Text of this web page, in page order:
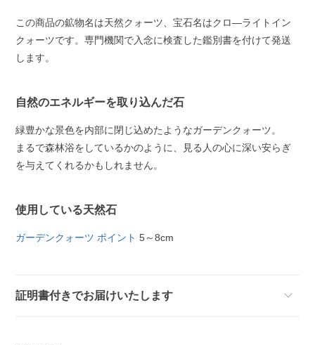
この商品の鉱物名は天然クォーツ、宝石名はクロ―ライトイン
クォーツです。専門機関で入念に検査した鑑別書を付けて発送
します。
自然のエネルギーを取り込んだ石
緑豊かな景色を内部に閉じ込めたようなガーデンクォーツ。
まるで森林浴をしているかのように、見る人の心に深い安らぎ
を与えてくれるかもしれません。
使用している天然石
ガーデンクォーツ ポイント 5～8cm
証明書付きでお届けいたします